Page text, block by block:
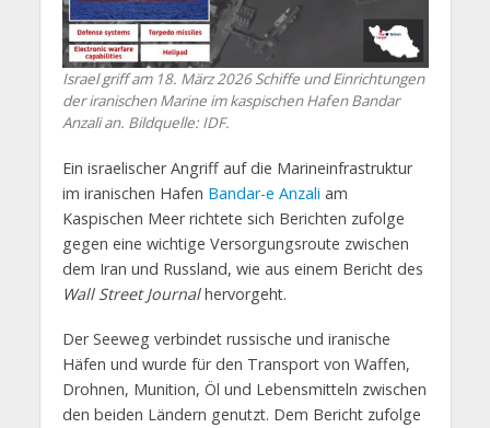
Israel griff am 18. März 2026 Schiffe und Einrichtungen
der iranischen Marine im kaspischen Hafen Bandar
Anzali an. Bildquelle: IDF.
Ein israelischer Angriff auf die Marineinfrastruktur
im iranischen Hafen Bandar-e Anzali am
Kaspischen Meer richtete sich Berichten zufolge
gegen eine wichtige Versorgungsroute zwischen
dem Iran und Russland, wie aus einem Bericht des
Wall Street Journalhervorgeht.
Der Seeweg verbindet russische und iranische
Häfen und wurde für den Transport von Waffen,
Drohnen, Munition, Öl und Lebensmitteln zwischen
den beiden Ländern genutzt. Dem Bericht zufolge